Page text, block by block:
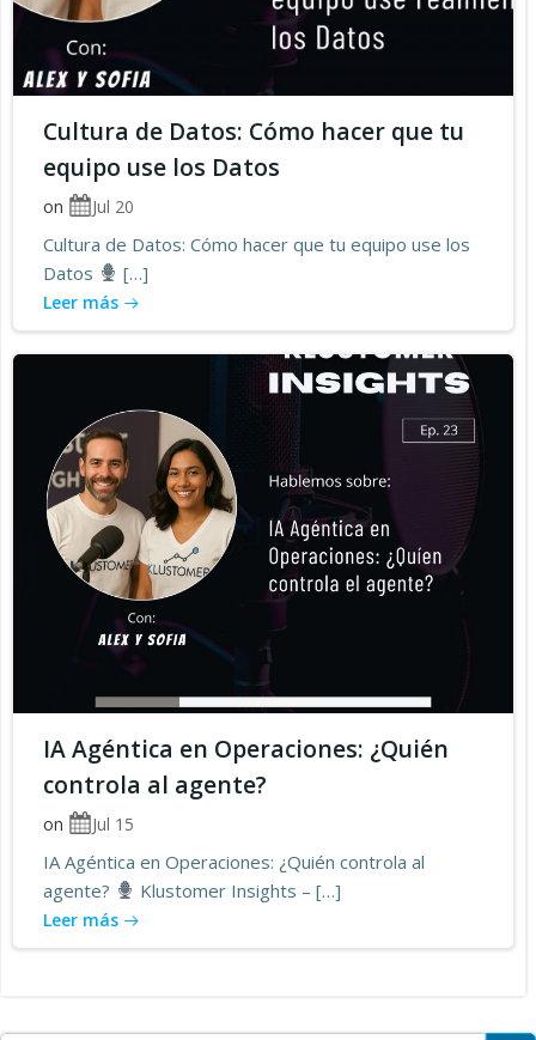
Cultura de Datos: Cómo hacer que tu
equipo use los Datos
on Jul 20
Cultura de Datos: Cómo hacer que tu equipo use los
Datos
[…]
Leer más
IA Agéntica en Operaciones: ¿Quién
controla al agente?
on Jul 15
IA Agéntica en Operaciones: ¿Quién controla al
agente?
Klustomer Insights – […]
Leer más